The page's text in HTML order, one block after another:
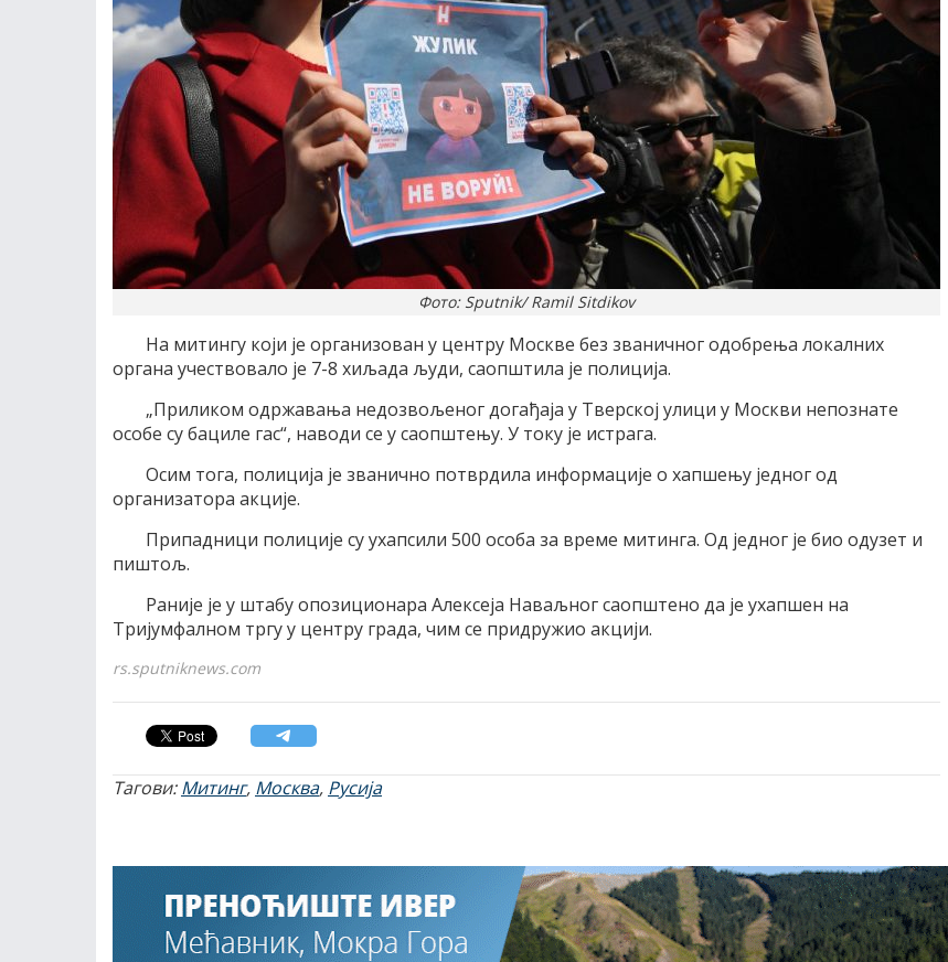
Фото: Sputnik/ Ramil Sitdikov
На митингу који је организован у центру Москве без званичног одобрења локалних
органа учествовало је 7-8 хиљада људи, саопштила је полиција.
„Приликом одржавања недозвољеног догађаја у Тверској улици у Москви непознате
особе су бациле гас“, наводи се у саопштењу. У току је истрага.
Осим тога, полиција је званично потврдила информације о хапшењу једног од
организатора акције.
Припадници полиције су ухапсили 500 особа за време митинга. Од једног је био одузет и
пиштољ.
Раније је у штабу опозиционара Алексеја Наваљног саопштено да је ухапшен на
Тријумфалном тргу у центру града, чим се придружио акцији.
rs.sputniknews.com
Тагови:Митинг, Москва, Русија